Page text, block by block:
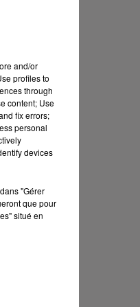
and/or
profiles to
through
content; Use
fix errors;
personal
devices
"Gérer
que pour
situé en